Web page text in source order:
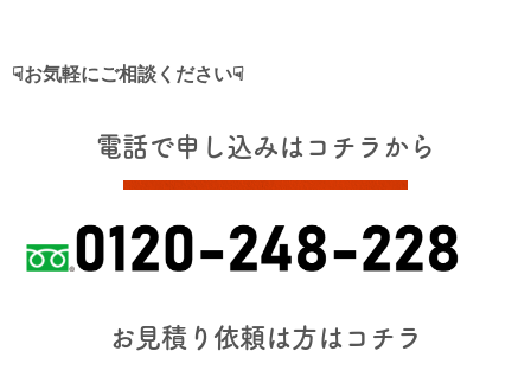
☟お気軽にご相談ください☟
電話で申し込みはコチラから
お見積り依頼は方はコチラ